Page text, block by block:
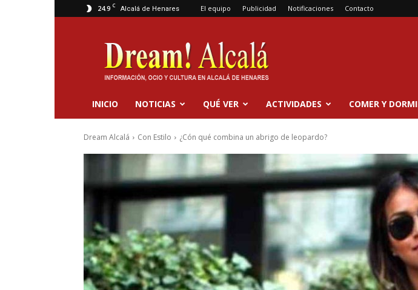
24.9 C Alcalá de Henares El equipo Publicidad Notificaciones Contacto
Dream
Alcalá
INICIO NOTICIAS QUÉ VER ACTIVIDADES COMER Y
Dream Alcalá Con Estilo ¿Cón qué combina un abrigo de leopardo?